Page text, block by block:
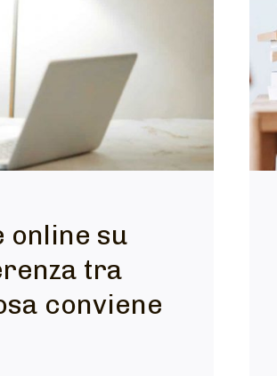
online su
tra
conviene